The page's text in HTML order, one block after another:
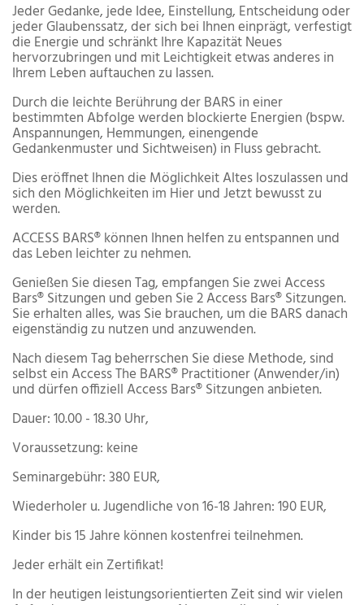
Jeder Gedanke, jede Idee, Einstellung, Entscheidung oder
jeder Glaubenssatz, der sich bei Ihnen einprägt, verfestigt
die Energie und schränkt Ihre Kapazität Neues
hervorzubringen und mit Leichtigkeit etwas anderes in
Ihrem Leben auftauchen zu lassen.
Durch die leichte Berührung der BARS in einer
bestimmten Abfolge werden blockierte Energien (bspw.
Anspannungen, Hemmungen, einengende
Gedankenmuster und Sichtweisen) in Fluss gebracht.
Dies eröffnet Ihnen die Möglichkeit Altes loszulassen und
sich den Möglichkeiten im Hier und Jetzt bewusst zu
werden.
ACCESS BARS® können Ihnen helfen zu entspannen und
das Leben leichter zu nehmen.
Genießen Sie diesen Tag, empfangen Sie zwei Access
Bars® Sitzungen und geben Sie 2 Access Bars® Sitzungen.
Sie erhalten alles, was Sie brauchen, um die BARS danach
eigenständig zu nutzen und anzuwenden.
Nach diesem Tag beherrschen Sie diese Methode, sind
selbst ein Access The BARS® Practitioner (Anwender/in)
und dürfen offiziell Access Bars® Sitzungen anbieten.
Dauer: 10.00 - 18.30 Uhr,
Voraussetzung: keine
Seminargebühr: 380 EUR,
Wiederholer u. Jugendliche von 16-18 Jahren: 190 EUR,
Kinder bis 15 Jahre können kostenfrei teilnehmen.
Jeder erhält ein Zertifikat!
In der heutigen leistungsorientierten Zeit sind wir vielen